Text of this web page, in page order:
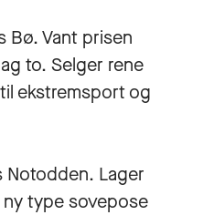
Bø. Vant prisen
to. Selger rene
ekstremsport og
Notodden. Lager
type sovepose